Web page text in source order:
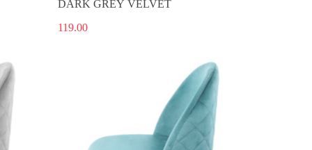
DARK GREY VELVET
119.00